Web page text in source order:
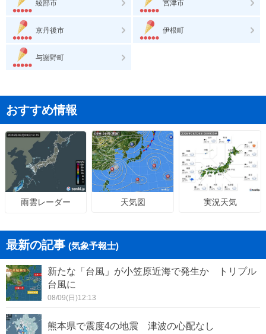
綾部市 宮津市
京丹後市 伊根町
与謝野町
おすすめ情報
雨雲レーダー 天気図 実況天気
最新の記事 (気象予報士)
新たな「台風」が小笠原近海で発生か トリプル
台風に
08/09(日)12:13
熊本県で震度4の地震 津波の心配なし